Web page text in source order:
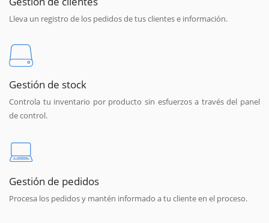
Lleva un registro de los pedidos de tus clientes e información.
Gestión de stock
Controla tu inventario por producto sin esfuerzos a través del panel
de control.
Gestión de pedidos
Procesa los pedidos y mantén informado a tu cliente en el proceso.